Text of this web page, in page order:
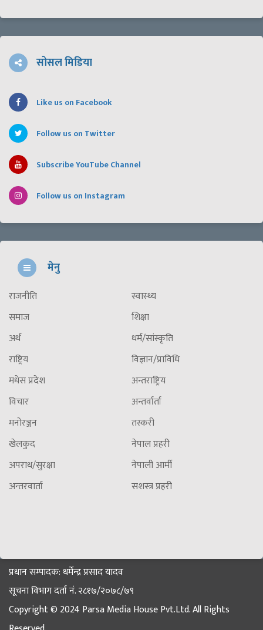
सोसल मिडिया
Like us on Facebook
Follow us on Twitter
Subscribe YouTube Channel
Follow us on Instagram
मेनु
राजनीति
समाज
अर्थ
राष्ट्रिय
मधेस प्रदेश
विचार
मनोरञ्जन
खेलकुद
अपराध/सुरक्षा
अन्तरवार्ता
स्वास्थ्य
शिक्षा
धर्म/सांस्कृति
विज्ञान/प्राविधि
अन्तराष्ट्रिय
अन्तर्वार्ता
तस्करी
नेपाल प्रहरी
नेपाली आर्मी
सशस्त्र प्रहरी
प्रधान सम्पादक: धर्मेन्द्र प्रसाद यादव
सूचना विभाग दर्ता नं. २८१७/२०७८/७९
Copyright © 2024 Parsa Media House Pvt.Ltd. All Rights